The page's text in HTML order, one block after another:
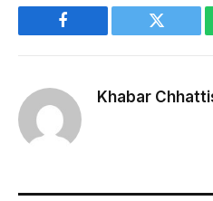
Facebook Twitter
Khabar